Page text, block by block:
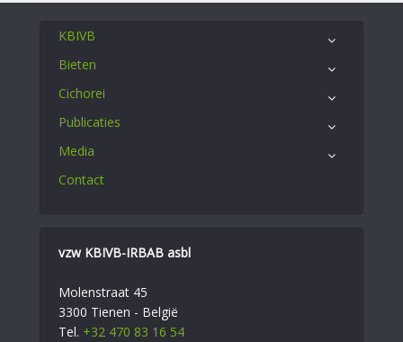
KBIVB
Bieten
Cichorei
Publicaties
Media
Contact
vzw KBIVB-IRBAB asbl
Molenstraat 45
3300 Tienen - België
Tel. +32 470 83 16 54